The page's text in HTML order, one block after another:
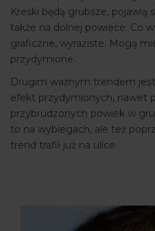
Kreski będą grubsze, pojawią
także na dolnej powiece. Co
graficzne, wyraziste. Mogą
przydymione.
Drugim ważnym trendem
efekt przydymionych, nawet
przybrudzonych powiek w
to na wybiegach, ale też
trend trafił już na ulice.